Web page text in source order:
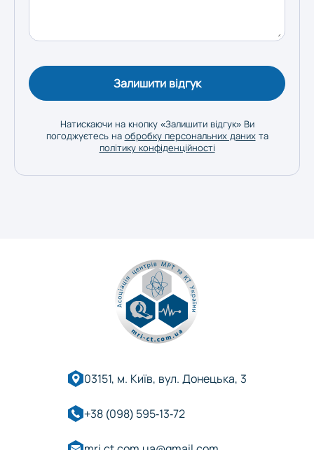
Ужгород
Харків
Залишити відгук
Натискаючи на кнопку «Залишити відгук» Ви
погоджуєтесь на обробку персональних данихта
політику конфіденційності
03151, м. Київ, вул. Донецька, 3
+38 (098) 595-13-72